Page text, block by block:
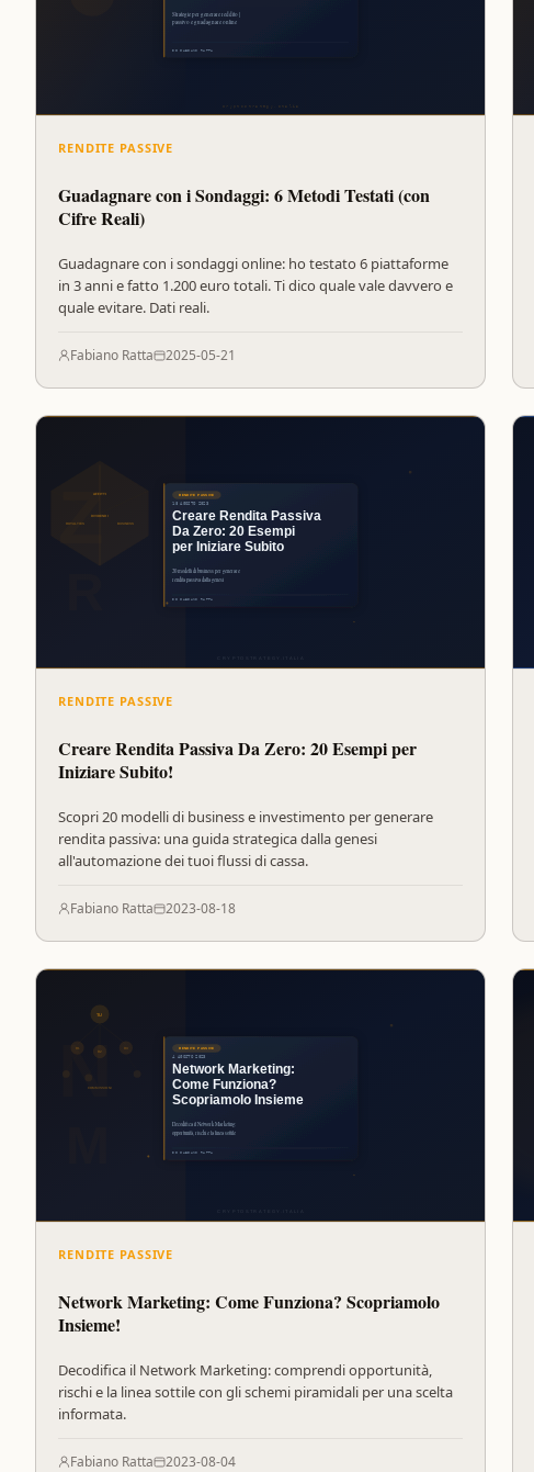
RENDITE PASSIVE
Guadagnare con i Sondaggi: 6 Metodi Testati (con
Cifre Reali)
Guadagnare con i sondaggi online: ho testato 6 piattaforme
in 3 anni e fatto 1.200 euro totali. Ti dico quale vale davvero e
quale evitare. Dati reali.
Fabiano Ratta 2025-05-21
RENDITE PASSIVE
Creare Rendita Passiva Da Zero: 20 Esempi per
Iniziare Subito!
Scopri 20 modelli di business e investimento per generare
rendita passiva: una guida strategica dalla genesi
all'automazione dei tuoi flussi di cassa.
Fabiano Ratta 2023-08-18
RENDITE PASSIVE
Network Marketing: Come Funziona? Scopriamolo
Insieme!
Decodifica il Network Marketing: comprendi opportunità,
rischi e la linea sottile con gli schemi piramidali per una scelta
informata.
Fabiano Ratta 2023-08-04